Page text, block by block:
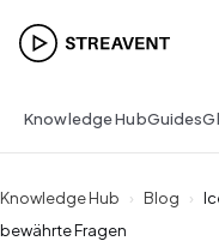
Knowledge HubGuides
Knowledge Hub › Blog ›
bewährte Fragen